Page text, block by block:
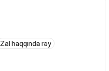
Zal haqqında rəy